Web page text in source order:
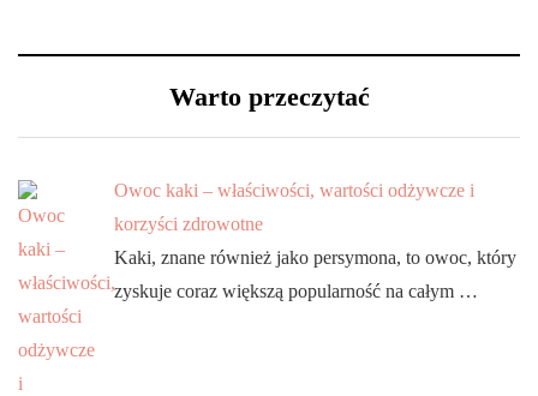
Warto przeczytać
Owoc kaki – właściwości, wartości odżywcze i
korzyści zdrowotne
Kaki, znane również jako persymona, to owoc, który
zyskuje coraz większą popularność na całym …